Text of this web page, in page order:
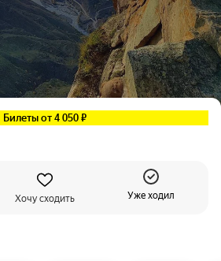
Билеты от 4 050 ₽
Хочу сходить
Уже ходил